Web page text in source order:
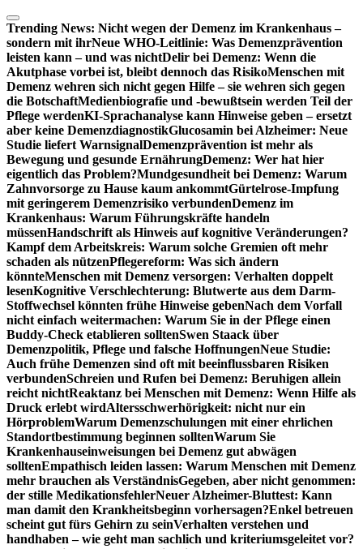
Zum
Inhalt
springen
Trending News: Nicht wegen der Demenz im Krankenhaus –
sondern mit ihrNeue WHO-Leitlinie: Was Demenzprävention
leisten kann – und was nichtDelir bei Demenz: Wenn die
Akutphase vorbei ist, bleibt dennoch das RisikoMenschen mit
Demenz wehren sich nicht gegen Hilfe – sie wehren sich gegen
die BotschaftMedienbiografie und -bewußtsein werden Teil der
Pflege werdenKI-Sprachanalyse kann Hinweise geben – ersetzt
aber keine DemenzdiagnostikGlucosamin bei Alzheimer: Neue
Studie liefert WarnsignalDemenzprävention ist mehr als
Bewegung und gesunde ErnährungDemenz: Wer hat hier
eigentlich das Problem?Mundgesundheit bei Demenz: Warum
Zahnvorsorge zu Hause kaum ankommtGürtelrose-Impfung
mit geringerem Demenzrisiko verbundenDemenz im
Krankenhaus: Warum Führungskräfte handeln
müssenHandschrift als Hinweis auf kognitive Veränderungen?
Kampf dem Arbeitskreis: Warum solche Gremien oft mehr
schaden als nützenPflegereform: Was sich ändern
könnteMenschen mit Demenz versorgen: Verhalten doppelt
lesenKognitive Verschlechterung: Blutwerte aus dem Darm-
Stoffwechsel könnten frühe Hinweise gebenNach dem Vorfall
nicht einfach weitermachen: Warum Sie in der Pflege einen
Buddy-Check etablieren solltenSwen Staack über
Demenzpolitik, Pflege und falsche HoffnungenNeue Studie:
Auch frühe Demenzen sind oft mit beeinflussbaren Risiken
verbundenSchreien und Rufen bei Demenz: Beruhigen allein
reicht nichtReaktanz bei Menschen mit Demenz: Wenn Hilfe als
Druck erlebt wirdAltersschwerhörigkeit: nicht nur ein
HörproblemWarum Demenzschulungen mit einer ehrlichen
Standortbestimmung beginnen solltenWarum Sie
Krankenhauseinweisungen bei Demenz gut abwägen
solltenEmpathisch leiden lassen: Warum Menschen mit Demenz
mehr brauchen als VerständnisGegeben, aber nicht genommen:
der stille MedikationsfehlerNeuer Alzheimer-Bluttest: Kann
man damit den Krankheitsbeginn vorhersagen?Enkel betreuen
scheint gut fürs Gehirn zu seinVerhalten verstehen und
handhaben – wie geht man sachlich und kriteriumsgeleitet vor?